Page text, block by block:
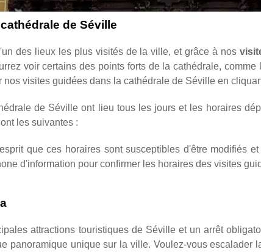
de Séville
des lieux les plus visités de la ville, et grâce à nos
voir certains des points forts de la cathédrale, comme
nos visites guidées dans la cathédrale de Séville en
de Séville ont lieu tous les jours et les horaires
les suivantes :
que ces horaires sont susceptibles d'être
d'information pour confirmer les horaires des visites
attractions touristiques de Séville et un arrêt
panoramique unique sur la ville. Voulez-vous